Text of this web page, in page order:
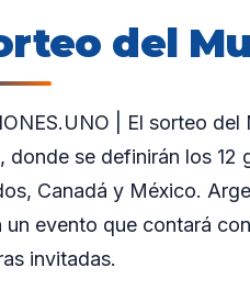
del
| El sorteo
donde se definirán los
Canadá y México.
un evento que contará
invitadas.